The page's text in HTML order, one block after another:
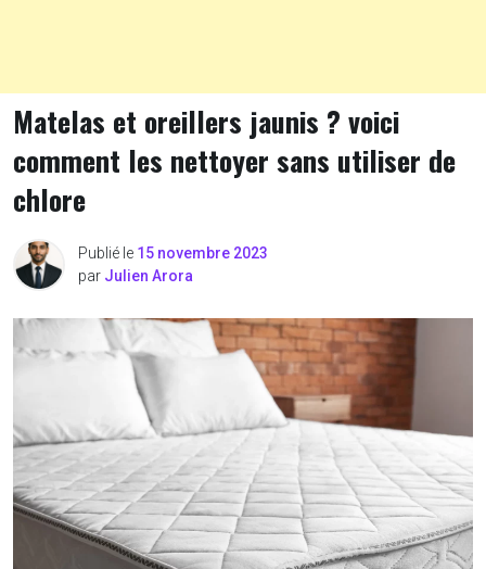
Matelas et oreillers jaunis ? voici
comment les nettoyer sans utiliser de
chlore
Publié le 15 novembre 2023
par Julien Arora